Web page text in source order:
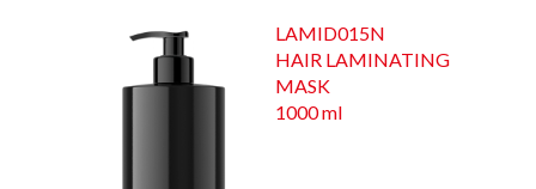
LAMID015N
HAIR LAMINATING
MASK
1000 ml